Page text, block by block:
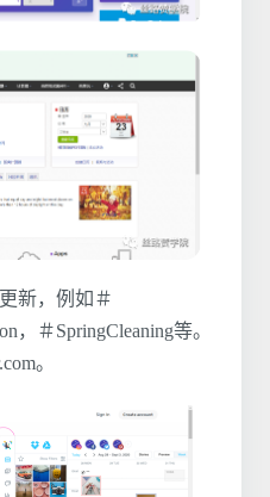
新，例如＃
，＃SpringCleaning等。
。